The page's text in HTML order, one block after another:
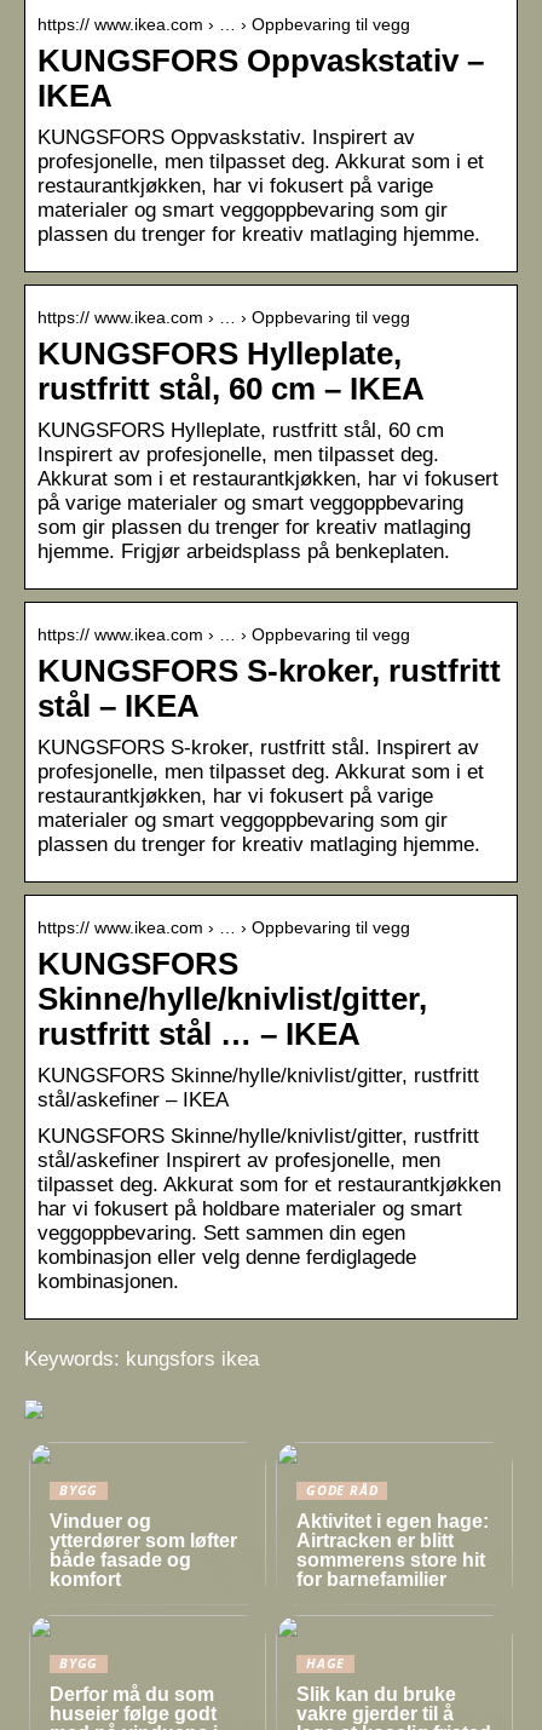
https:// www.ikea.com › … › Oppbevaring til vegg
KUNGSFORS Oppvaskstativ –
IKEA
KUNGSFORS Oppvaskstativ. Inspirert av
profesjonelle, men tilpasset deg. Akkurat som i et
restaurantkjøkken, har vi fokusert på varige
materialer og smart veggoppbevaring som gir
plassen du trenger for kreativ matlaging hjemme.
https:// www.ikea.com › … › Oppbevaring til vegg
KUNGSFORS Hylleplate,
rustfritt stål, 60 cm – IKEA
KUNGSFORS Hylleplate, rustfritt stål, 60 cm
Inspirert av profesjonelle, men tilpasset deg.
Akkurat som i et restaurantkjøkken, har vi fokusert
på varige materialer og smart veggoppbevaring
som gir plassen du trenger for kreativ matlaging
hjemme. Frigjør arbeidsplass på benkeplaten.
https:// www.ikea.com › … › Oppbevaring til vegg
KUNGSFORS S-kroker, rustfritt
stål – IKEA
KUNGSFORS S-kroker, rustfritt stål. Inspirert av
profesjonelle, men tilpasset deg. Akkurat som i et
restaurantkjøkken, har vi fokusert på varige
materialer og smart veggoppbevaring som gir
plassen du trenger for kreativ matlaging hjemme.
https:// www.ikea.com › … › Oppbevaring til vegg
KUNGSFORS
Skinne/hylle/knivlist/gitter,
rustfritt stål … – IKEA
KUNGSFORS Skinne/hylle/knivlist/gitter, rustfritt
stål/askefiner – IKEA
KUNGSFORS Skinne/hylle/knivlist/gitter, rustfritt
stål/askefiner Inspirert av profesjonelle, men
tilpasset deg. Akkurat som for et restaurantkjøkken
har vi fokusert på holdbare materialer og smart
veggoppbevaring. Sett sammen din egen
kombinasjon eller velg denne ferdiglagede
kombinasjonen.
Keywords: kungsfors ikea
BYGG
Vinduer og
ytterdører som løfter
både fasade og
komfort
GODE RÅD
Aktivitet i egen hage:
Airtracken er blitt
sommerens store hit
for barnefamilier
BYGG
Derfor må du som
huseier følge godt
HAGE
Slik kan du bruke
vakre gjerder til å